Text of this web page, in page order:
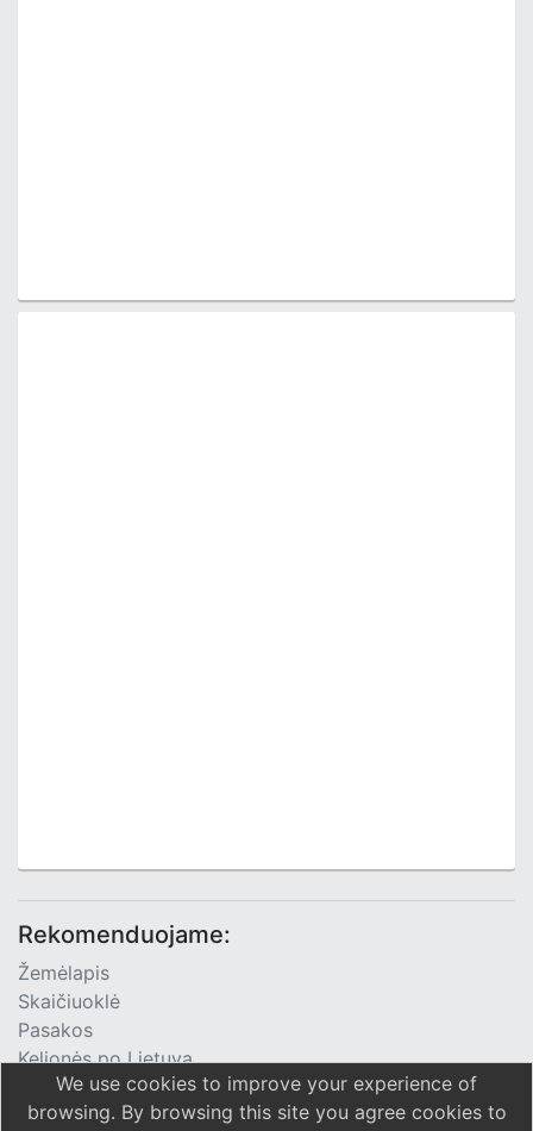
Rekomenduojame:
Žemėlapis
Skaičiuoklė
Pasakos
Kelionės po Lietuvą
TV Programa
We use cookies to improve your experience of
browsing. By browsing this site you agree cookies to